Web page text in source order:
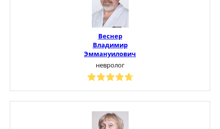
Веснер
Владимир
Эммануилович
невролог